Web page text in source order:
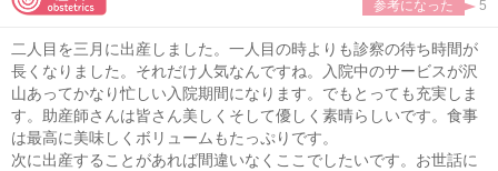
参考になった 5
二人目を三月に出産しました。一人目の時よりも診察の待ち時間が
長くなりました。それだけ人気なんですね。入院中のサービスが沢
山あってかなり忙しい入院期間になります。でもとっても充実しま
す。助産師さんは皆さん美しくそして優しく素晴らしいです。食事
は最高に美味しくボリュームもたっぷりです。
次に出産することがあれば間違いなくここでしたいです。お世話に